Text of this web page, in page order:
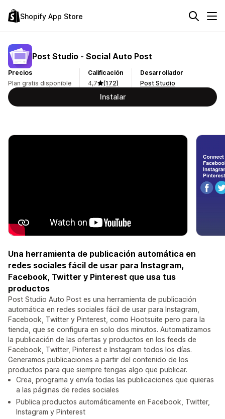
Shopify App Store
Post Studio ‑ Social Auto Post
Precios
Plan gratis disponible
Calificación
4,7
(172)
Desarrollador
Post Studio
Instalar
Una herramienta de publicación automática en
redes sociales fácil de usar para Instagram,
Facebook, Twitter y Pinterest que usa tus
productos
Post Studio Auto Post es una herramienta de publicación
automática en redes sociales fácil de usar para Instagram,
Facebook, Twitter y Pinterest, como Hootsuite pero para la
tienda, que se configura en solo dos minutos. Automatizamos
la publicación de las ofertas y productos en los feeds de
Facebook, Twitter, Pinterest e Instagram todos los días.
Generamos publicaciones a partir del contenido de los
productos para que siempre tengas algo que publicar.
Crea, programa y envía todas las publicaciones que quieras
a las páginas de redes sociales
Publica productos automáticamente en Facebook, Twitter,
Instagram y Pinterest